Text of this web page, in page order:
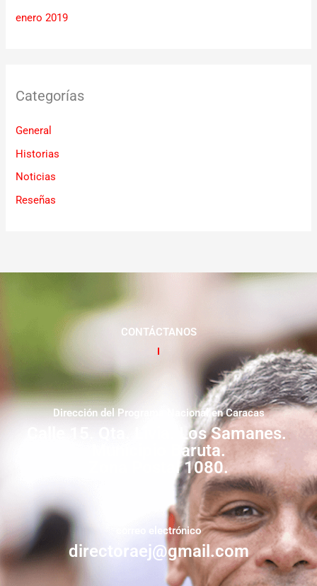
enero 2019
Categorías
General
Historias
Noticias
Reseñas
CONTÁCTANOS
Dirección del Programa Nacional en Caracas
Calle 15. Qta. Livia. Los Samanes.
Municipio Baruta.
Zona Postal 1080.
correo electrónico
directoraej@gmail.com